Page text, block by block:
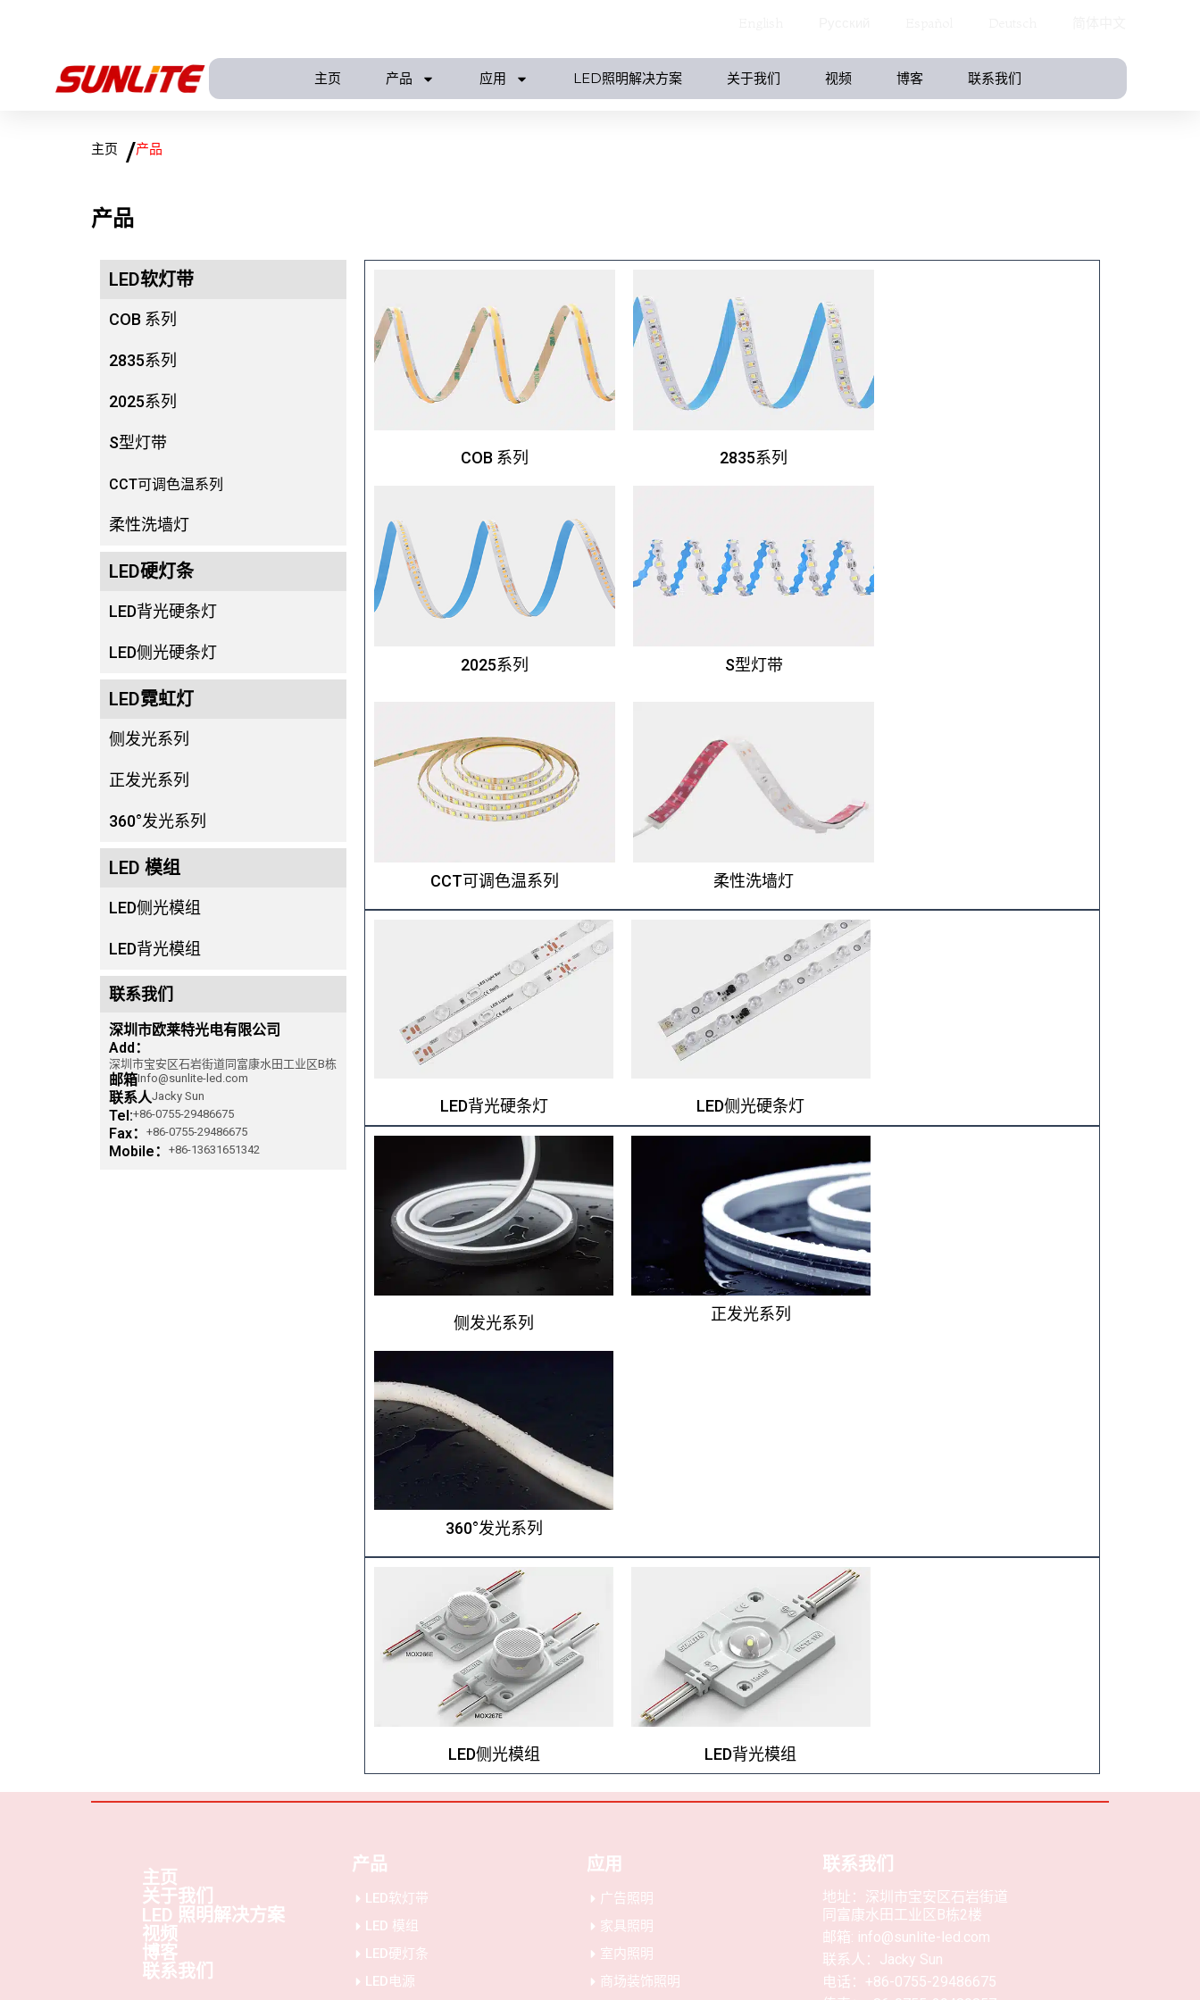
主页 产品 应用 LED照明解决方案 关于我们 视频 博客 联系我们
主页 /产品
产品
LED软灯带
COB 系列
2835系列
2025系列
S型灯带
CCT可调色温系列
柔性洗墙灯
LED硬灯条
LED背光硬条灯
LED侧光硬条灯
LED霓虹灯
侧发光系列
正发光系列
360°发光系列
LED 模组
LED侧光模组
LED背光模组
联系我们
深圳市欧莱特光电有限公司
Add：
深圳市宝安区石岩街道同富康水田工业区B栋
邮箱Info@sunlite-led.com
联系人Jacky Sun
Tel:+86-0755-29486675
Fax： +86-0755-29486675
Mobile： +86-13631651342
COB 系列 2835系列
2025系列 S型灯带
CCT可调色温系列 柔性洗墙灯
LED背光硬条灯 LED侧光硬条灯
侧发光系列 正发光系列
360°发光系列
LED侧光模组 LED背光模组
主页
关于我们
LED 照明解决方案
视频
博客
联系我们
产品
LED软灯带
LED 模组
LED硬灯条
LED电源
应用
广告照明
家具照明
室内照明
商场装饰照明
联系我们
地址：深圳市宝安区石岩街道
同富康水田工业区B栋2楼
邮箱: info@sunlite-led.com
联系人：Jacky Sun
电话：+86-0755-29486675